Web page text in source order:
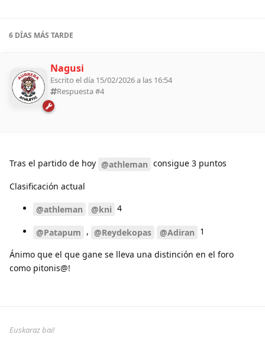
6 DÍAS MÁS TARDE
Nagusi
Escrito el día 15/02/2026 a las 16:54
Respuesta #4
Tras el partido de hoy @athleman consigue 3 puntos
Clasificación actual
@athleman @kni 4
@Patapum , @Reydekopas @Adiran 1
Ánimo que el que gane se lleva una distinción en el foro
como pitonis@!
Euskaraz bai!